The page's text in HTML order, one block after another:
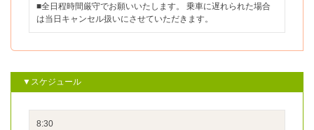
■全日程時間厳守でお願いいたします。 乗車に遅れられた場合
は当日キャンセル扱いにさせていただきます。
▼スケジュール
8:30